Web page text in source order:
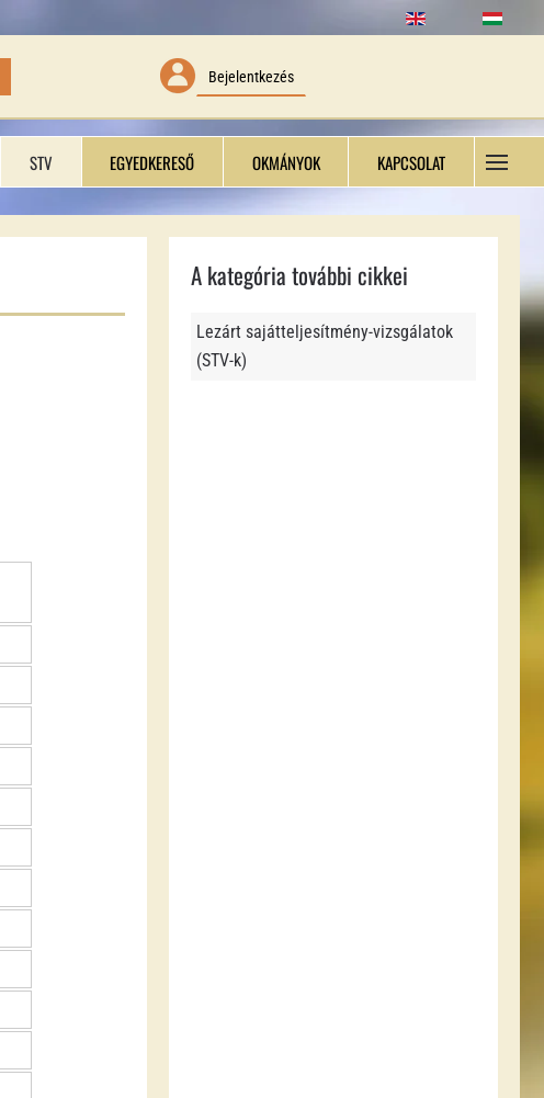
Bejelentkezés
STV EGYEDKERESŐ OKMÁNYOK KAPCSOLAT
A kategória további cikkei
Lezárt sajátteljesítmény-vizsgálatok
(STV-k)